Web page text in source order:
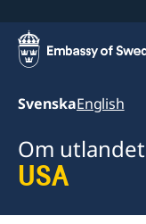
SvenskaEnglish
Om utlandet
USA